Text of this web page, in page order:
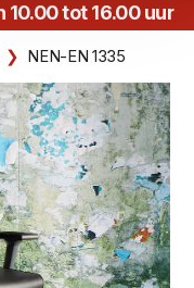
tot 16.00 uur
NEN-EN 1335